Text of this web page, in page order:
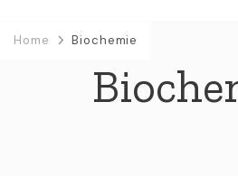
Home Biochemie